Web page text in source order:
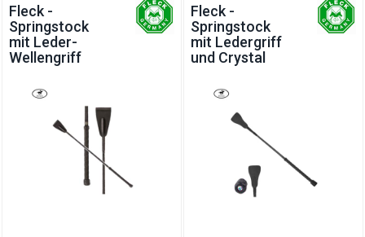
Fleck -
Springstock
mit Leder-
Wellengriff
Fleck -
Springstock
mit Ledergriff
und Crystal